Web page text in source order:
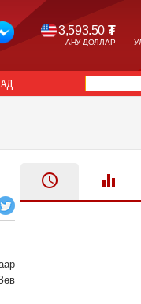
3,593.50 ₮
АНУ ДОЛЛАР